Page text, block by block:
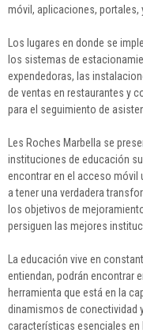
móvil, aplicaciones, portales,
Los lugares en donde se
los sistemas de
expendedoras, las
de ventas en restaurantes y
para el seguimiento de
Les Roches Marbella se
instituciones de educación
encontrar en el acceso móvil
a tener una verdadera
los objetivos de
persiguen las mejores
La educación vive en
entiendan, podrán encontrar
herramienta que está en la
dinamismos de conectividad
características esenciales en